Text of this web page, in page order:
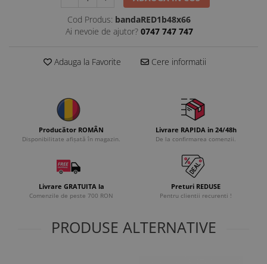
Cod Produs: bandaRED1b48x66
Ai nevoie de ajutor? 0747 747 747
Adauga la Favorite Cere informatii
Producător ROMÂN
Disponibilitate afișată în magazin.
Livrare RAPIDA in 24/48h
De la confirmarea comenzii.
Livrare GRATUITA la
Comenzile de peste 700 RON
Preturi REDUSE
Pentru clientii recurenti !
PRODUSE ALTERNATIVE